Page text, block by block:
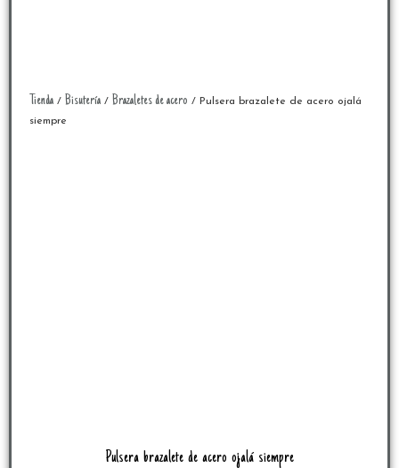
Tienda / Bisutería / Brazaletes de acero / Pulsera brazalete de acero ojalá
siempre
Pulsera brazalete de acero ojalá siempre